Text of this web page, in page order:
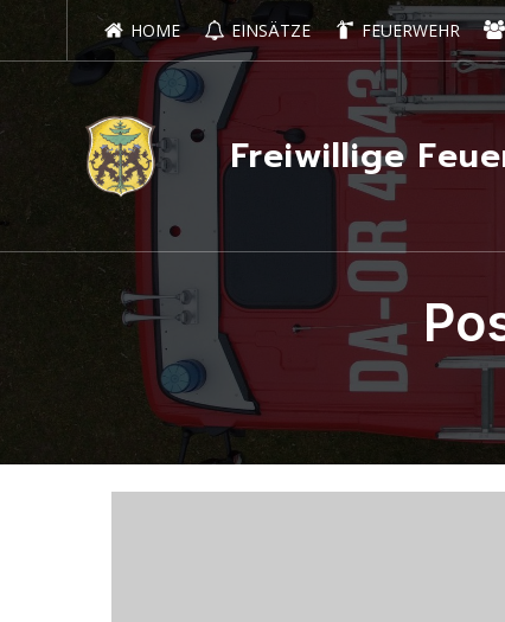
HOME EINSÄTZE FEUERWEHR
Freiwillige